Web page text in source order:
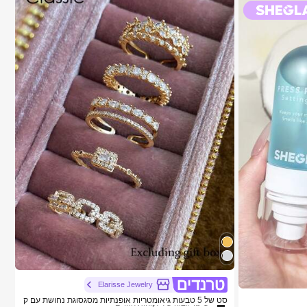
Elarisse Jewelry
סט של 5 טבעות גיאומטריות אופנתיות מסגסוגת נחושת עם ק
1# רבי מכר
ב זהב צהוב סטים של טבעות לנשים
שיעור גבוה של לקוחות חוזרים